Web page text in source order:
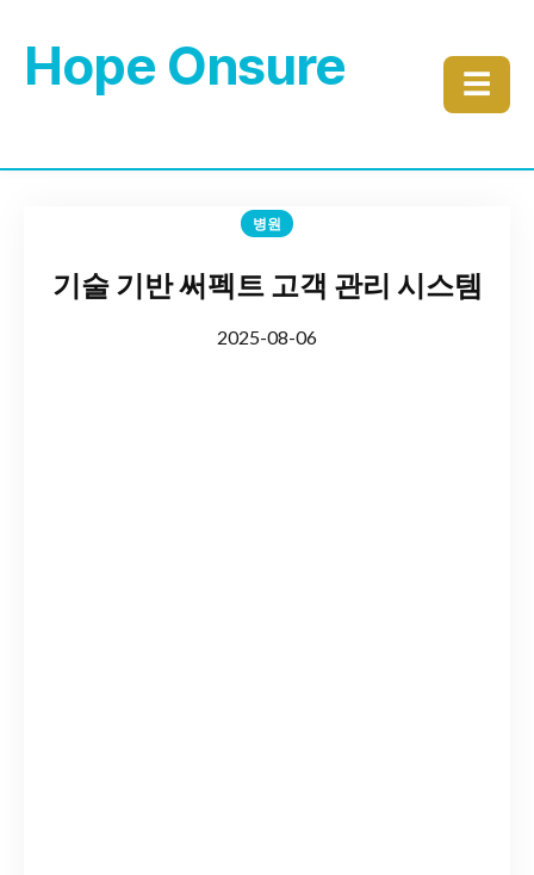
Hope Onsure ☰
병원
기술 기반 써펙트 고객 관리 시스템
2025-08-06